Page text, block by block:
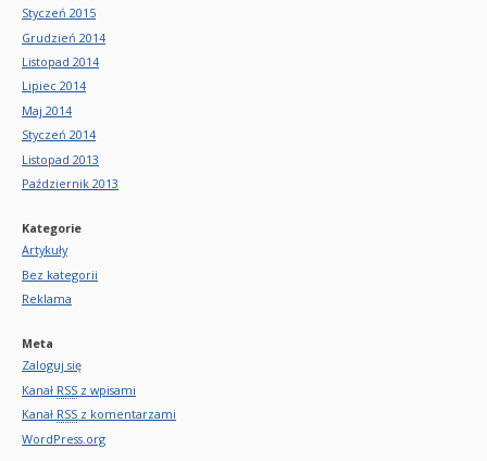
Styczeń 2015
Grudzień 2014
Listopad 2014
Lipiec 2014
Maj 2014
Styczeń 2014
Listopad 2013
Październik 2013
Kategorie
Artykuły
Bez kategorii
Reklama
Meta
Zaloguj się
Kanał RSS z wpisami
Kanał RSS z komentarzami
WordPress.org